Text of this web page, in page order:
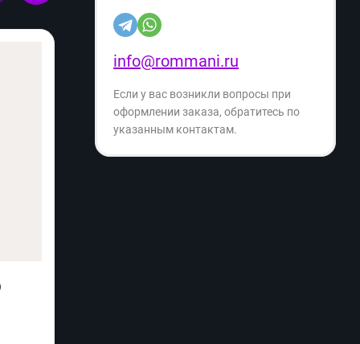
info@rommani.ru
Если у вас возникли вопросы при
оформлении заказа, обратитесь по
указанным контактам.